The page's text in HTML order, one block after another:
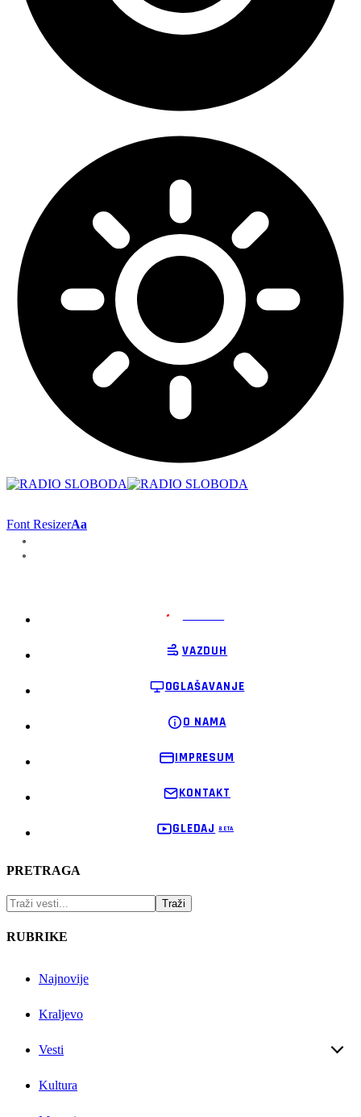
Font ResizerAa
VAZDUH
OGLAŠAVANJE
O NAMA
IMPRESUM
KONTAKT
GLEDAJ
PRETRAGA
RUBRIKE
Najnovije
Kraljevo
Vesti
Kultura